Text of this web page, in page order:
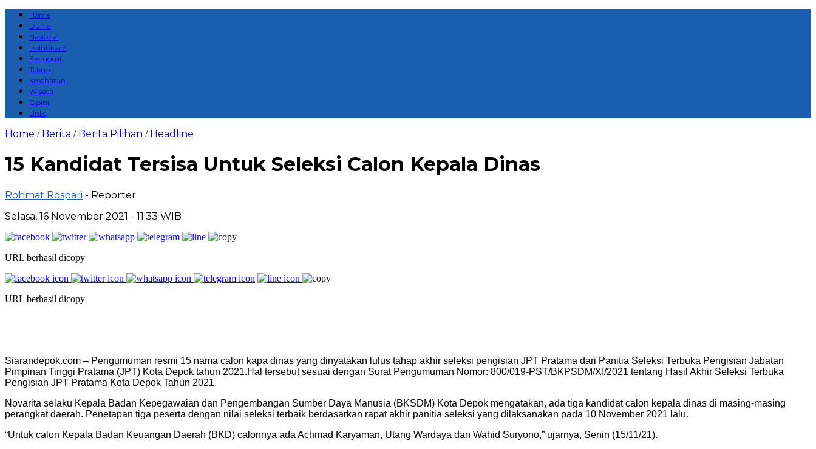
Home
Dunia
Nasional
Polhukam
Ekonomi
Tekno
Kesehatan
Wisata
Opini
Unik
Home / Berita / Berita Pilihan / Headline
15 Kandidat Tersisa Untuk Seleksi Calon Kepala Dinas
Rohmat Rospari - Reporter
Selasa, 16 November 2021 - 11:33 WIB
URL berhasil dicopy
URL berhasil dicopy
Siarandepok.com – Pengumuman resmi 15 nama calon kapa dinas yang dinyatakan lulus tahap akhir seleksi pengisian JPT Pratama dari Panitia Seleksi Terbuka Pengisian Jabatan
Pimpinan Tinggi Pratama (JPT) Kota Depok tahun 2021.Hal tersebut sesuai dengan Surat Pengumuman Nomor: 800/019-PST/BKPSDM/XI/2021 tentang Hasil Akhir Seleksi Terbuka
Pengisian JPT Pratama Kota Depok Tahun 2021.
Novarita selaku Kepala Badan Kepegawaian dan Pengembangan Sumber Daya Manusia (BKSDM) Kota Depok mengatakan, ada tiga kandidat calon kepala dinas di masing-masing
perangkat daerah. Penetapan tiga peserta dengan nilai seleksi terbaik berdasarkan rapat akhir panitia seleksi yang dilaksanakan pada 10 November 2021 lalu.
“Untuk calon Kepala Badan Keuangan Daerah (BKD) calonnya ada Achmad Karyaman, Utang Wardaya dan Wahid Suryono,” ujarnya, Senin (15/11/21).